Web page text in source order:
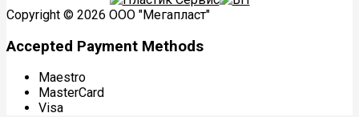
Copyright © 2026 ООО "Мегапласт"
Accepted Payment Methods
Maestro
MasterCard
Visa